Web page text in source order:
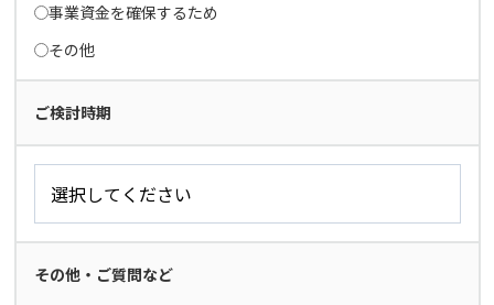
事業資金を確保するため
その他
ご検討時期
その他・ご質問など